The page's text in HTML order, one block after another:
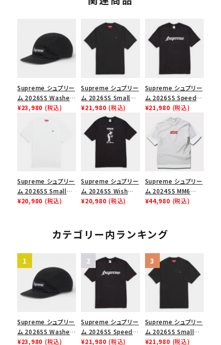
Supreme シュプリー
ム 2026SS Washed
Chino Twill Camp
¥23,980 (税込)
Supreme シュプリー
ム 2026SS Small
Box Tee スモールボ
ックスTシャツ ブラッ
¥21,980 (税込)
Supreme シュプリー
ム 2026SS Speed
Tee スピードTシャツ
¥21,980 (税込)
Supreme シュプリー
ム 2026SS Small
Box Tee スモールボ
¥20,980 (税込)
Supreme シュプリー
ム 2026SS Wish
Tee ウィッシュTシ
¥20,980 (税込)
Supreme シュプリー
ム 2024SS MM6
Maison Margiela
クスロゴTシャツ ホ
ワイト 白
¥44,980 (税込)
カテゴリー内ランキング
Supreme シュプリー
ム 2026SS Washed
Chino Twill Camp
¥23,980 (税込)
Supreme シュプリー
ム 2026SS Speed
Tee スピードTシャツ
¥21,980 (税込)
Supreme シュプリー
ム 2026SS Small
Box Tee スモールボ
¥21,980 (税込)